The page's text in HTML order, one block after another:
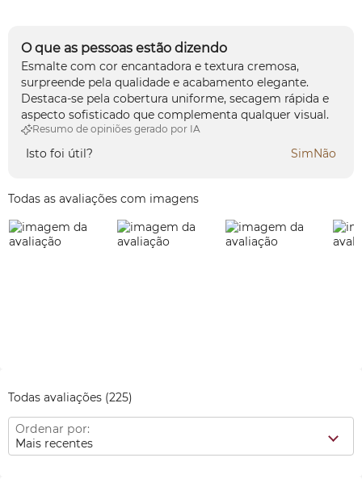
O que as pessoas estão dizendo
Esmalte com cor encantadora e textura cremosa,
surpreende pela qualidade e acabamento elegante.
Destaca-se pela cobertura uniforme, secagem rápida e
aspecto sofisticado que complementa qualquer visual.
Resumo de opiniões gerado por IA
Isto foi útil? SimNão
Todas as avaliações com imagens
Todas avaliações (225)
Ordenar por:
Mais recentes